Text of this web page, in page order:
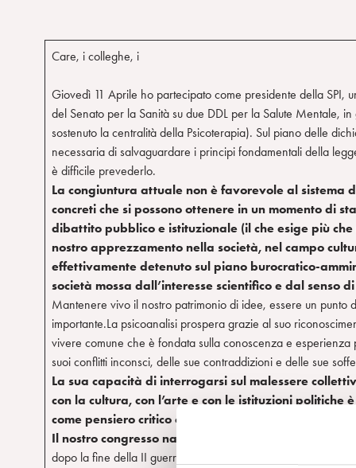
Care, i colleghe, i
Giovedì 11 Aprile ho partecipato come presidente della SPI,
del Senato per la Sanità su due DDL per la Salute Mentale,
sostenuto la centralità della Psicoterapia). Sul piano delle
necessaria di salvaguardare i principi fondamentali della
è difficile prevederlo.
La congiuntura attuale non è favorevole al sistema
concreti che si possono ottenere in un momento di
dibattito pubblico e istituzionale (il che esige più
nostro apprezzamento nella società, nel campo
effettivamente detenuto sul piano burocratico-
società mossa dall’interesse scientifico e dal senso
Mantenere vivo il nostro patrimonio di idee, essere un punto
importante.La psicoanalisi prospera grazie al suo
vivere comune che è fondata sulla conoscenza e
suoi conflitti inconsci, delle sue contraddizioni e delle sue
La sua capacità di interrogarsi sul malessere
con la cultura, con l’arte e con le istituzioni politiche
come pensiero critico costitutivo della Polis
Il nostro congresso nazionale
dopo la fine della II guerra mondiale, il rapporto tra il